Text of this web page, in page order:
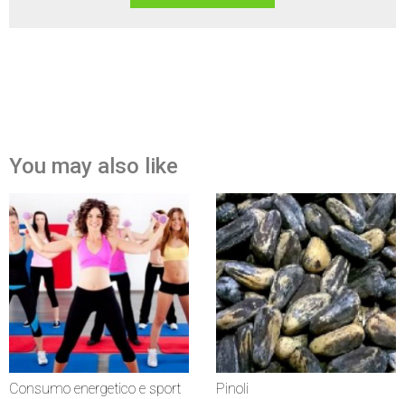
You may also like
Consumo energetico e sport Pinoli